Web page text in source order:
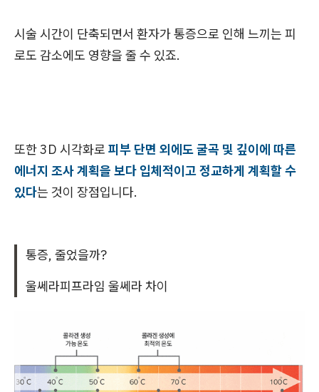
시술 시간이 단축되면서 환자가 통증으로 인해 느끼는 피
로도 감소에도 영향을 줄 수 있죠.
또한 3D 시각화로 피부 단면 외에도 굴곡 및 깊이에 따른
에너지 조사 계획을 보다 입체적이고 정교하게 계획할 수
있다는 것이 장점입니다.
통증, 줄었을까?
울쎄라피프라임 울쎄라 차이